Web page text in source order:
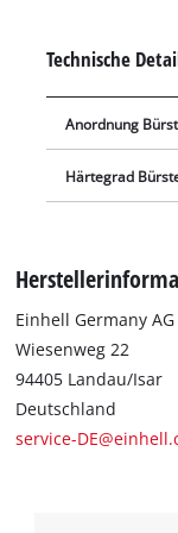
rotierende
Technische
Anordnung
Härtegrad
Einhell Germany AG
Wiesenweg 22
94405 Landau/Isar
Deutschland
service-